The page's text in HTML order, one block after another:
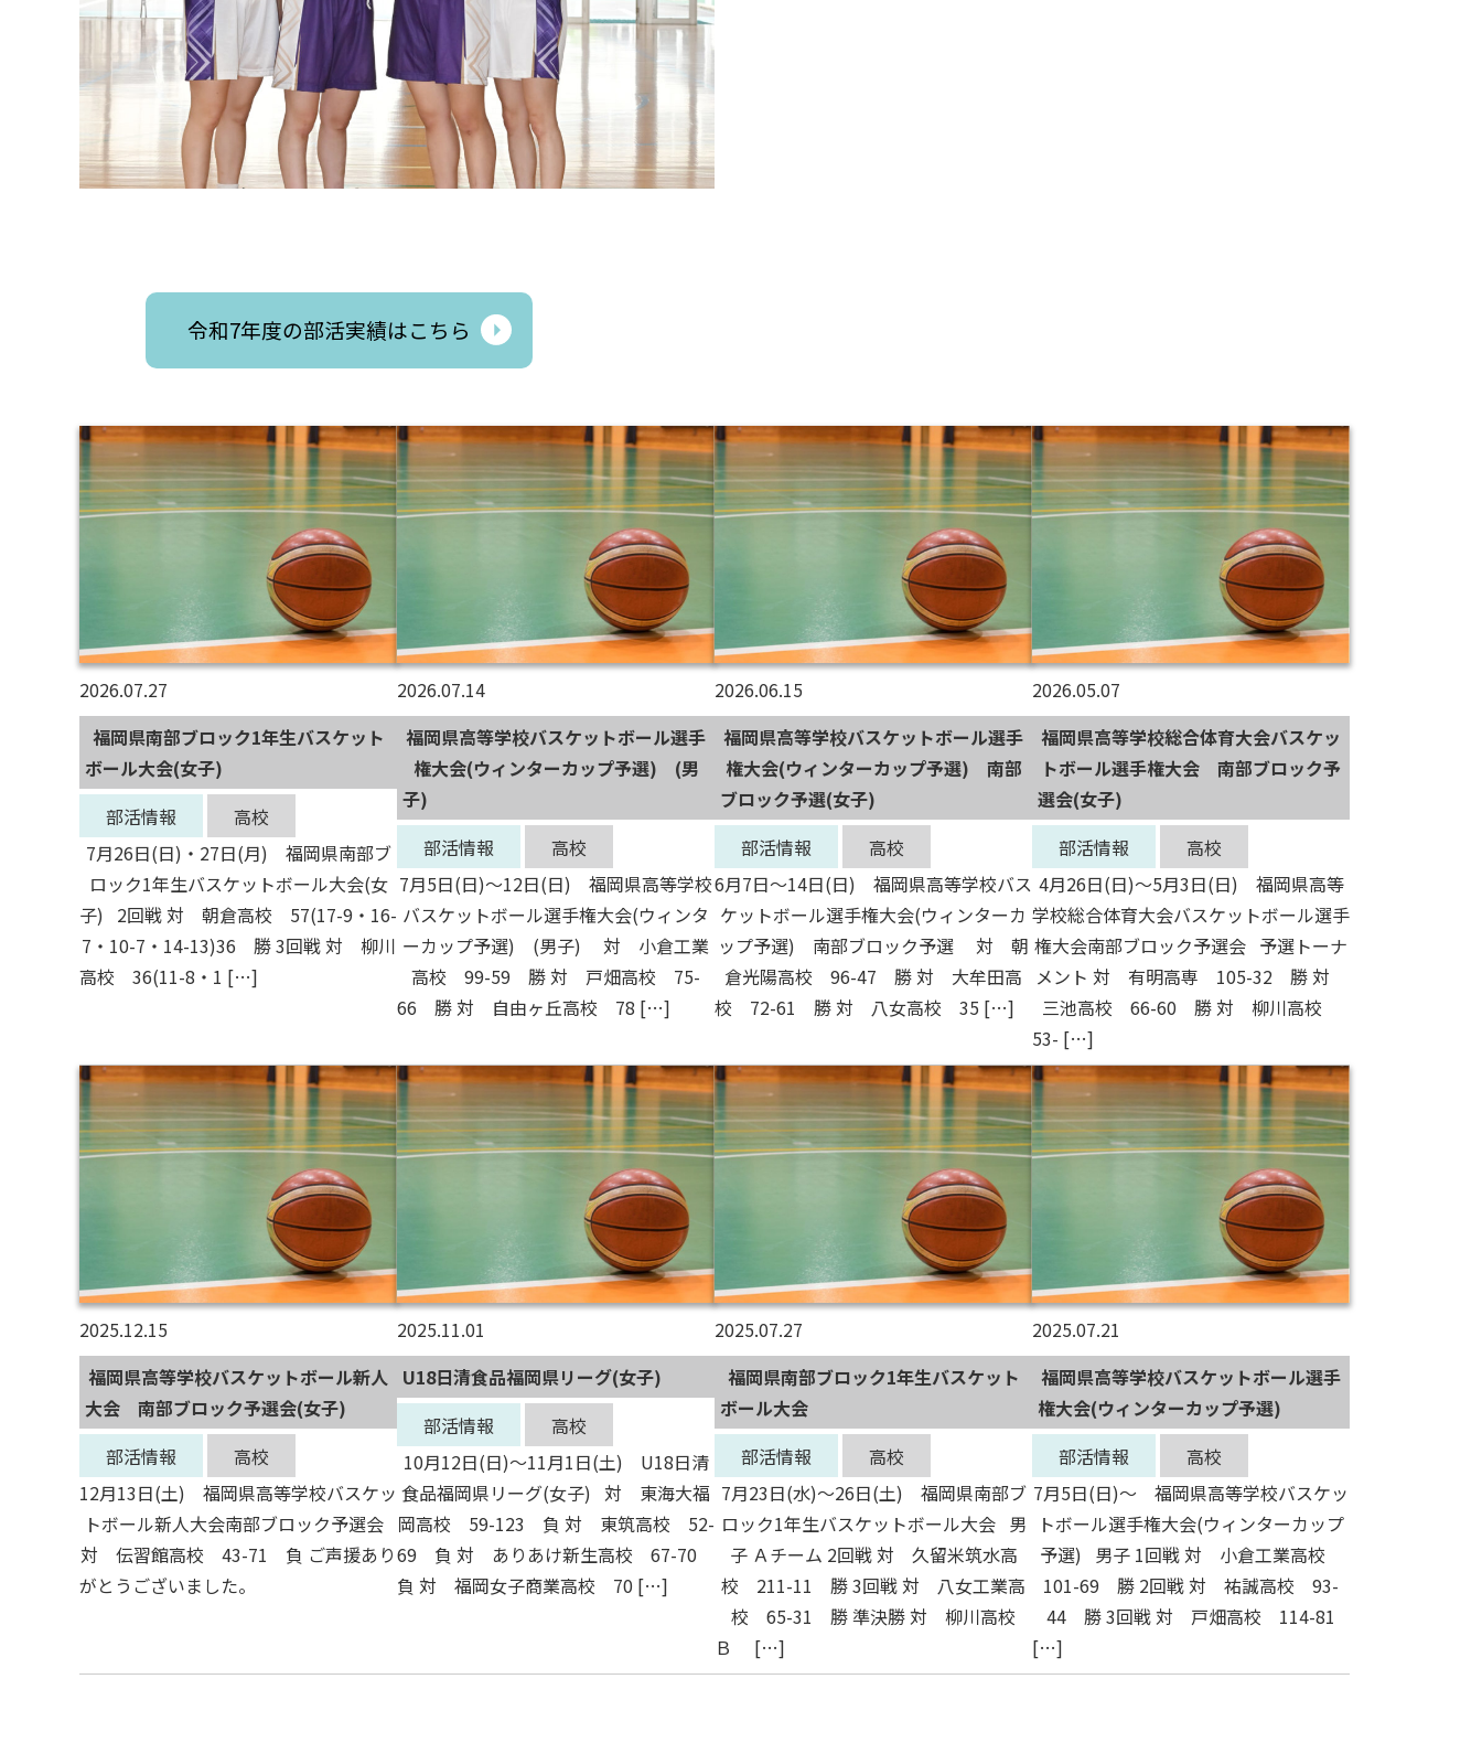
令和7年度の部活実績はこちら
2026.07.27
福岡県南部ブロック1年生バスケット
ボール大会(女子)
部活情報
高校
7月26日(日)・27日(月) 福岡県南部ブ
ロック1年生バスケットボール大会(女
子) 2回戦 対 朝倉高校 57(17-9・16-
7・10-7・14-13)36 勝 3回戦 対 柳川
高校 36(11-8・1 […]
2026.07.14
福岡県高等学校バスケットボール選手
権大会(ウィンターカップ予選) (男
子)
部活情報
高校
7月5日(日)～12日(日) 福岡県高等学校
バスケットボール選手権大会(ウィンタ
ーカップ予選) (男子) 対 小倉工業
高校 99-59 勝 対 戸畑高校 75-
66 勝 対 自由ヶ丘高校 78 […]
2026.06.15
福岡県高等学校バスケットボール選手
権大会(ウィンターカップ予選) 南部
ブロック予選(女子)
部活情報
高校
6月7日～14日(日) 福岡県高等学校バス
ケットボール選手権大会(ウィンターカ
ップ予選) 南部ブロック予選 対 朝
倉光陽高校 96-47 勝 対 大牟田高
校 72-61 勝 対 八女高校 35 […]
2026.05.07
福岡県高等学校総合体育大会バスケッ
トボール選手権大会 南部ブロック予
選会(女子)
部活情報
高校
4月26日(日)～5月3日(日) 福岡県高等
学校総合体育大会バスケットボール選手
権大会南部ブロック予選会 予選トーナ
メント 対 有明高専 105-32 勝 対
三池高校 66-60 勝 対 柳川高校
53- […]
2025.12.15
福岡県高等学校バスケットボール新人
大会 南部ブロック予選会(女子)
部活情報
高校
12月13日(土) 福岡県高等学校バスケッ
トボール新人大会南部ブロック予選会
対 伝習館高校 43-71 負 ご声援あり
がとうございました。
2025.11.01
U18日清食品福岡県リーグ(女子)
部活情報
高校
10月12日(日)～11月1日(土) U18日清
食品福岡県リーグ(女子) 対 東海大福
岡高校 59-123 負 対 東筑高校 52-
69 負 対 ありあけ新生高校 67-70
負 対 福岡女子商業高校 70 […]
2025.07.27
福岡県南部ブロック1年生バスケット
ボール大会
部活情報
高校
7月23日(水)～26日(土) 福岡県南部ブ
ロック1年生バスケットボール大会 男
子 Ａチーム 2回戦 対 久留米筑水高
校 211-11 勝 3回戦 対 八女工業高
校 65-31 勝 準決勝 対 柳川高校
Ｂ […]
2025.07.21
福岡県高等学校バスケットボール選手
権大会(ウィンターカップ予選)
部活情報
高校
7月5日(日)～ 福岡県高等学校バスケッ
トボール選手権大会(ウィンターカップ
予選) 男子 1回戦 対 小倉工業高校
101-69 勝 2回戦 対 祐誠高校 93-
44 勝 3回戦 対 戸畑高校 114-81
[…]